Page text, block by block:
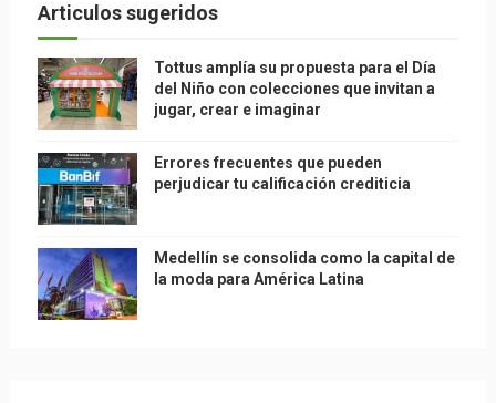
Articulos sugeridos
Tottus amplía su propuesta para el Día
del Niño con colecciones que invitan a
jugar, crear e imaginar
Errores frecuentes que pueden
perjudicar tu calificación crediticia
Medellín se consolida como la capital de
la moda para América Latina